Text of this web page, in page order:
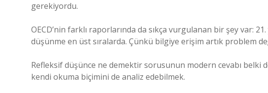
gerekiyordu.
OECD’nin farklı raporlarında da sıkça vurgulanan bir şey var:
düşünme en üst sıralarda. Çünkü bilgiye erişim artık problem
Refleksif düşünce ne demektir sorusunun modern cevabı belki
kendi okuma biçimini de analiz edebilmek.